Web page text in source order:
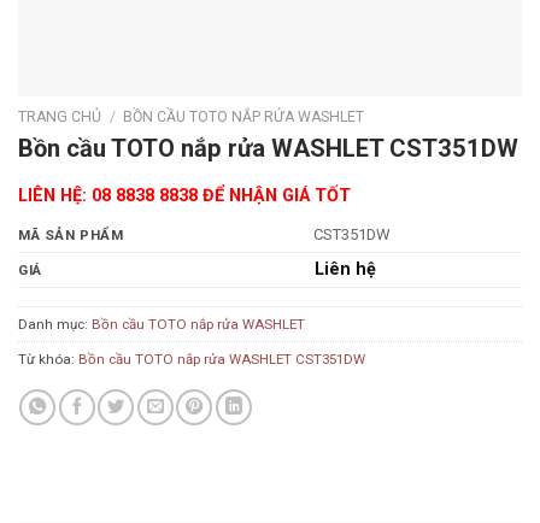
TRANG CHỦ / BỒN CẦU TOTO NẮP RỬA WASHLET
Bồn cầu TOTO nắp rửa WASHLET CST351DW
LIÊN HỆ: 08 8838 8838 ĐỂ NHẬN GIÁ TỐT
MÃ SẢN PHẨM CST351DW
GIÁ Liên hệ
Danh mục: Bồn cầu TOTO nắp rửa WASHLET
Từ khóa: Bồn cầu TOTO nắp rửa WASHLET CST351DW